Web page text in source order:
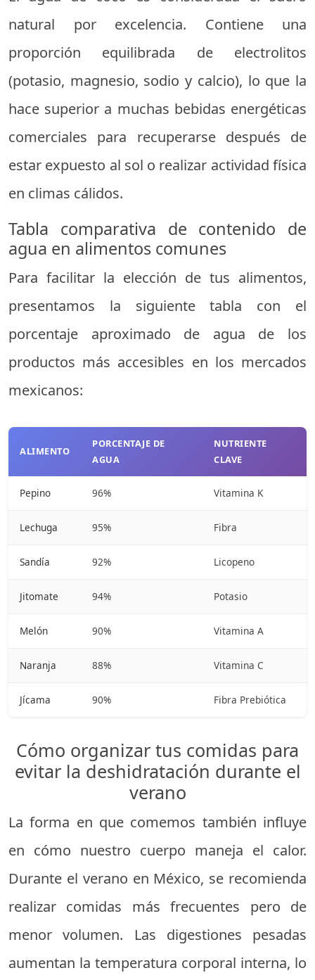
natural por excelencia. Contiene una
proporción equilibrada de electrolitos
(potasio, magnesio, sodio y calcio), lo que la
hace superior a muchas bebidas energéticas
comerciales para recuperarse después de
estar expuesto al sol o realizar actividad física
en climas cálidos.
Tabla comparativa de contenido de
agua en alimentos comunes
Para facilitar la elección de tus alimentos,
presentamos la siguiente tabla con el
porcentaje aproximado de agua de los
productos más accesibles en los mercados
mexicanos:
ALIMENTO
PORCENTAJE DE
AGUA
NUTRIENTE
CLAVE
Pepino 96% Vitamina K
Lechuga 95% Fibra
Sandía 92% Licopeno
Jitomate 94% Potasio
Melón 90% Vitamina A
Naranja 88% Vitamina C
Jícama 90% Fibra Prebiótica
Cómo organizar tus comidas para
evitar la deshidratación durante el
verano
La forma en que comemos también influye
en cómo nuestro cuerpo maneja el calor.
Durante el verano en México, se recomienda
realizar comidas más frecuentes pero de
menor volumen. Las digestiones pesadas
aumentan la temperatura corporal interna, lo